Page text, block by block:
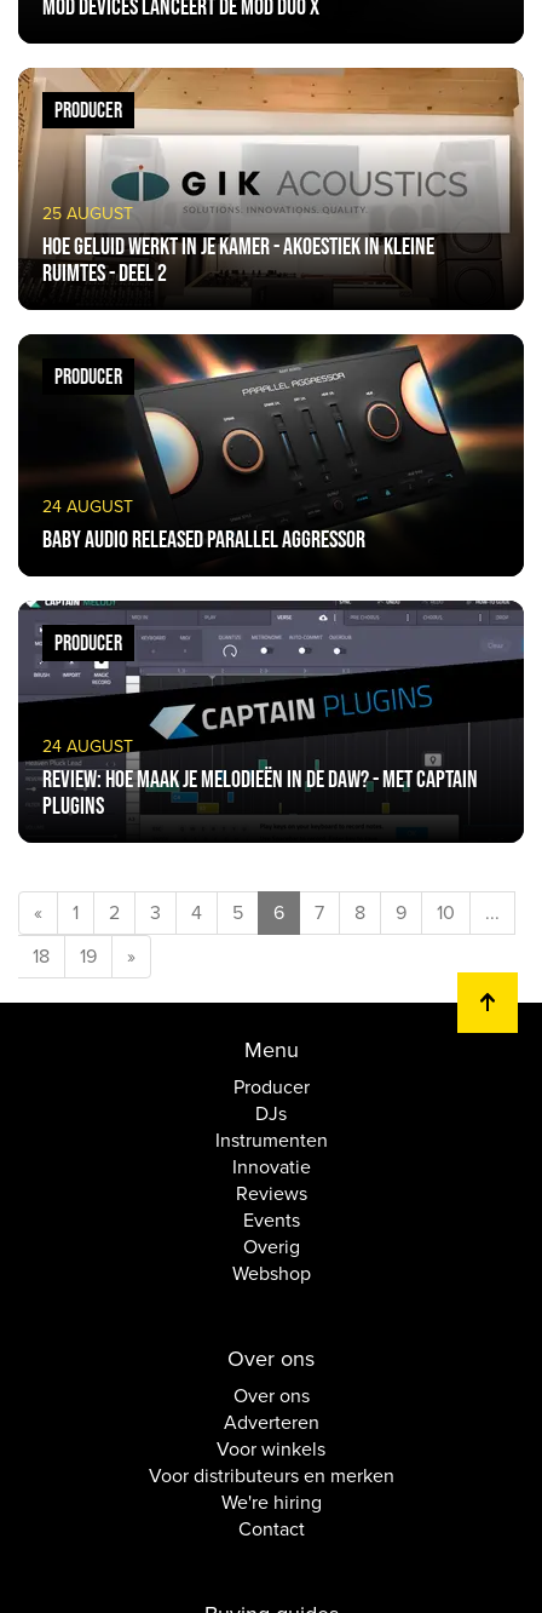
Mod Devices lanceert de MOD Duo X
25 AUGUST
Hoe geluid werkt in je kamer - akoestiek in kleine
ruimtes - deel 2
PRODUCER
24 AUGUST
Baby Audio released Parallel Aggressor
PRODUCER
24 AUGUST
Review: Hoe maak je melodieën in de DAW? - met Captain
Plugins
PRODUCER
« 1 2 3 4 5 6 7 8 9 10
...
18
19 »
Menu
Producer
DJs
Instrumenten
Innovatie
Reviews
Events
Overig
Webshop
Over ons
Over ons
Adverteren
Voor winkels
Voor distributeurs en merken
We're hiring
Contact